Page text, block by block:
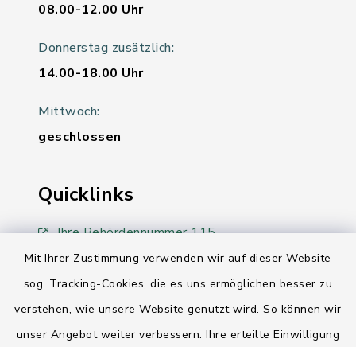
Mit Ihrer Zustimmung verwenden wir auf dieser Website
sog. Tracking-Cookies, die es uns ermöglichen besser zu
verstehen, wie unsere Website genutzt wird. So können wir
unser Angebot weiter verbessern. Ihre erteilte Einwilligung
08.00-12.00 Uhr
Donnerstag zusätzlich:
14.00-18.00 Uhr
Mittwoch:
geschlossen
Quicklinks
Ihre Behördennummer 115
Landesregierung Schleswig-Holstein
Kreis Rendsburg-Eckernförde
AktivRegion Mittelholstein